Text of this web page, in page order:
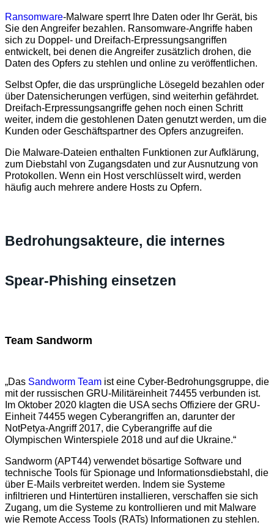
Ransomware-Malware sperrt Ihre Daten oder Ihr Gerät, bis
Sie den Angreifer bezahlen. Ransomware-Angriffe haben
sich zu Doppel- und Dreifach-Erpressungsangriffen
entwickelt, bei denen die Angreifer zusätzlich drohen, die
Daten des Opfers zu stehlen und online zu veröffentlichen.
Selbst Opfer, die das ursprüngliche Lösegeld bezahlen oder
über Datensicherungen verfügen, sind weiterhin gefährdet.
Dreifach-Erpressungsangriffe gehen noch einen Schritt
weiter, indem die gestohlenen Daten genutzt werden, um die
Kunden oder Geschäftspartner des Opfers anzugreifen.
Die Malware-Dateien enthalten Funktionen zur Aufklärung,
zum Diebstahl von Zugangsdaten und zur Ausnutzung von
Protokollen. Wenn ein Host verschlüsselt wird, werden
häufig auch mehrere andere Hosts zu Opfern.
Bedrohungsakteure, die internes
Spear-Phishing einsetzen
Team Sandworm
„Das Sandworm Team ist eine Cyber-Bedrohungsgruppe, die
mit der russischen GRU-Militäreinheit 74455 verbunden ist.
Im Oktober 2020 klagten die USA sechs Offiziere der GRU-
Einheit 74455 wegen Cyberangriffen an, darunter der
NotPetya-Angriff 2017, die Cyberangriffe auf die
Olympischen Winterspiele 2018 und auf die Ukraine.“
Sandworm (APT44) verwendet bösartige Software und
technische Tools für Spionage und Informationsdiebstahl, die
über E-Mails verbreitet werden. Indem sie Systeme
infiltrieren und Hintertüren installieren, verschaffen sie sich
Zugang, um die Systeme zu kontrollieren und mit Malware
wie Remote Access Tools (RATs) Informationen zu stehlen.